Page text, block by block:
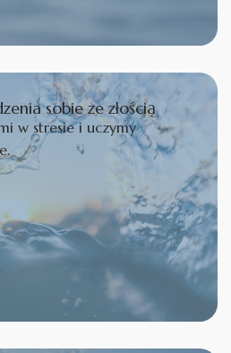
sobie ze złością
w stresie i uczymy